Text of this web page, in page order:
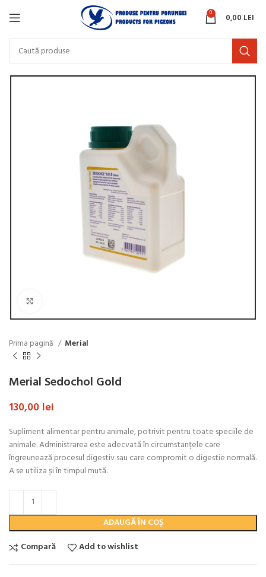
0 0,00 LEI
Prima pagină Merial
Merial Sedochol Gold
130,00 lei
Supliment alimentar pentru animale, potrivit pentru toate speciile de
animale. Administrarea este adecvată în circumstanțele care
îngreunează procesul digestiv sau care compromit o digestie normală.
A se utiliza și în timpul mută.
ADAUGĂ ÎN COȘ
Compară
Add to wishlist